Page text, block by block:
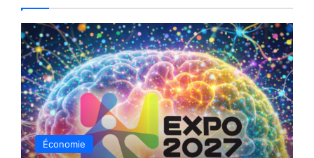
Économie